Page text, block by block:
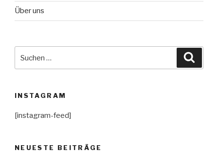
Über uns
nach:
INSTAGRAM
[instagram-feed]
NEUESTE BEITRÄGE